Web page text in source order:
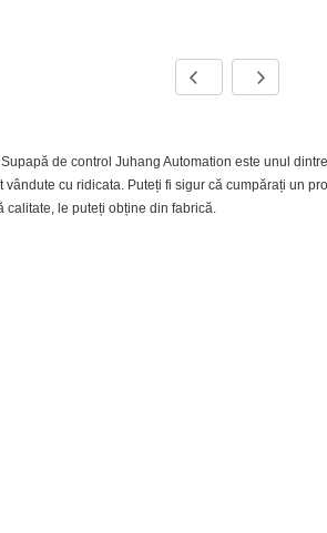
de control Juhang Automation este unul
vândute cu ridicata. Puteți fi sigur că cumpărați un
le puteți obține din fabrică.